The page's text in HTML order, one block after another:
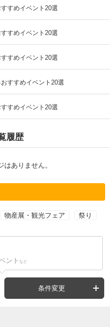
すめイベント20選
すめイベント20選
すめイベント20選
すすめイベント20選
すめイベント20選
履歴
ありません。
物産展・観光フェア 祭り
ント など
条件変更